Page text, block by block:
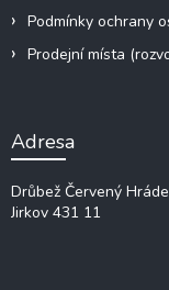
Podmínky ochrany
Prodejní místa
Adresa
Drůbež Červený
Jirkov 431 11